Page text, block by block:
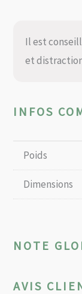
Il est
et
INFOS
Poids
Dimensions
NOTE
AVIS